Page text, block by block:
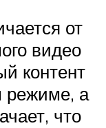
от
видео
контент
режиме, а
что